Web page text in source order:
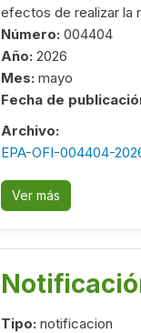
efectos de realizar la
Número: 004404
Año: 2026
Mes: mayo
Fecha de
Archivo:
EPA-OFI-004404-
Ver más
Tipo: notificacion